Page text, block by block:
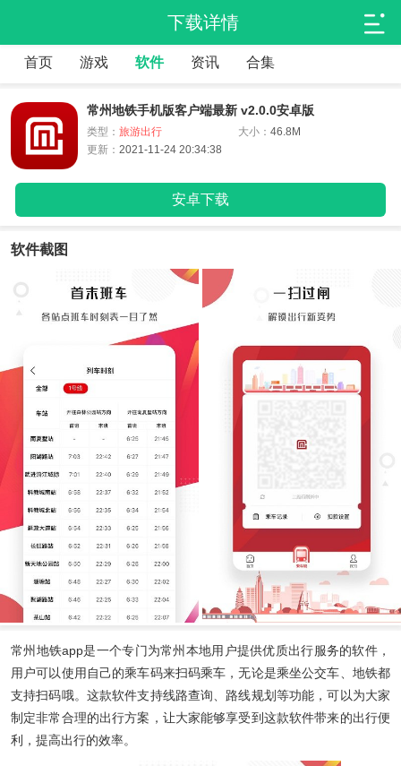
下载详情
首页 游戏 软件 资讯 合集
常州地铁手机版客户端最新 v2.0.0安卓版
类型： 旅游出行 大小：46.8M
更新： 2021-11-24 20:34:38
安卓下载
软件截图
常州地铁app是一个专门为常州本地用户提供优质出行服务的软件，
用户可以使用自己的乘车码来扫码乘车，无论是乘坐公交车、地铁都
支持扫码哦。这款软件支持线路查询、路线规划等功能，可以为大家
制定非常合理的出行方案，让大家能够享受到这款软件带来的出行便
利，提高出行的效率。